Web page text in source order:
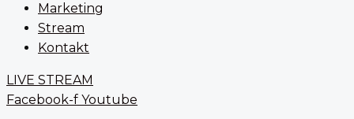
Marketing
Stream
Kontakt
LIVE STREAM
Facebook-f Youtube